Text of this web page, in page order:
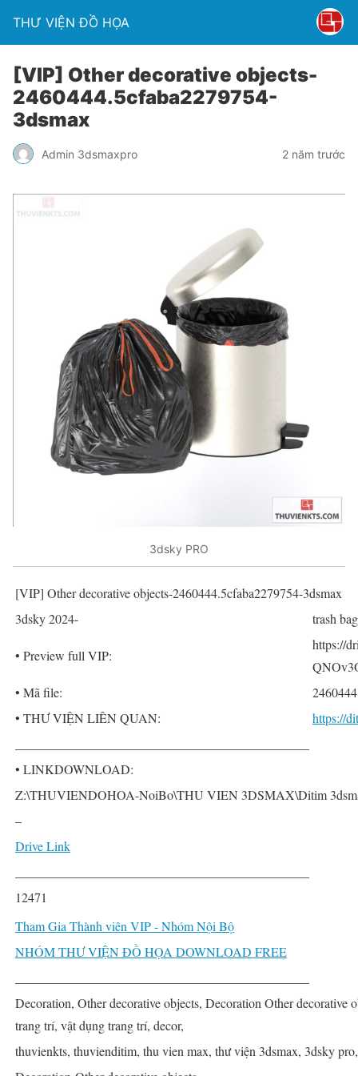
THƯ VIỆN ĐỒ HỌA
[VIP] Other decorative objects-
2460444.5cfaba2279754-
3dsmax
Admin 3dsmaxpro 2 năm trước
3dsky PRO
[VIP] Other decorative objects-2460444.5cfaba2279754-3dsmax
3dsky 2024-
trash
• Preview full VIP:
https://
• Mã file:
• THƯ VIỆN LIÊN QUAN:
https://
• LINKDOWNLOAD:
Z:\THUVIENDOHOA-NoiBo\THU VIEN 3DSMAX\Ditim
–
Drive Link
12471
Tham Gia Thành viên VIP - Nhóm Nội Bộ
NHÓM THƯ VIỆN ĐỒ HỌA DOWNLOAD FREE
Decoration, Other decorative objects, Decoration Other
trang trí, vật dụng trang trí, decor,
thuvienkts, thuvienditim, thu vien max, thư viện 3dsmax, 3dsky